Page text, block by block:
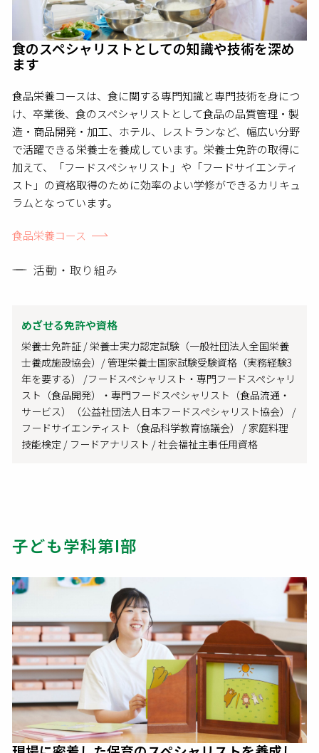
食のスペシャリストとしての知識や技術を深め
ます
食品栄養コースは、食に関する専門知識と専門技術を身につ
け、卒業後、食のスペシャリストとして食品の品質管理・製
造・商品開発・加工、ホテル、レストランなど、幅広い分野
で活躍できる栄養士を養成しています。栄養士免許の取得に
加えて、「フードスペシャリスト」や「フードサイエンティ
スト」の資格取得のために効率のよい学修ができるカリキュ
ラムとなっています。
食品栄養コース
活動・取り組み
めざせる免許や資格
栄養士免許証 / 栄養士実力認定試験（一般社団法人全国栄養
士養成施設協会）/ 管理栄養士国家試験受験資格（実務経験3
年を要する） /フードスペシャリスト・専門フードスペシャリ
スト（食品開発）・専門フードスペシャリスト（食品流通・
サービス）（公益社団法人日本フードスペシャリスト協会） /
フードサイエンティスト（食品科学教育協議会） / 家庭料理
技能検定 / フードアナリスト / 社会福祉主事任用資格
子ども学科第I部